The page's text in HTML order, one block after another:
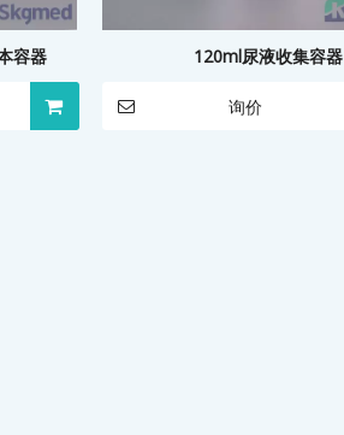
容器 120ml尿液收集容器
询价